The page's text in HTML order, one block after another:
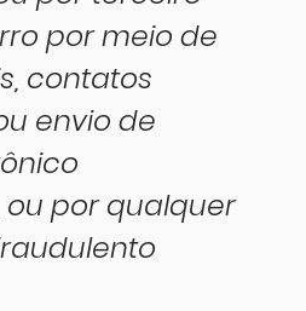
por meio de
contatos
envio de
por qualquer